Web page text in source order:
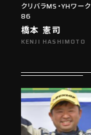
クリバラMS・YHワーク
86
橋本 憲司
KENJI HASHIMOTO